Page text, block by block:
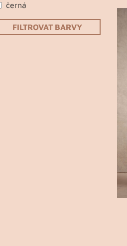
černá
FILTROVAT BARVY